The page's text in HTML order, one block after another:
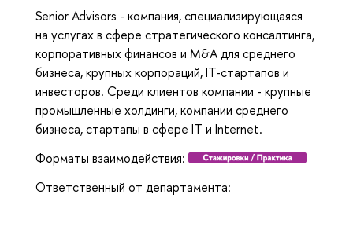
Senior Advisors - компания, специализирующаяся
на услугах в сфере стратегического консалтинга,
корпоративных финансов и M&A для среднего
бизнеса, крупных корпораций, IT-стартапов и
инвесторов. Среди клиентов компании - крупные
промышленные холдинги, компании среднего
бизнеса, стартапы в сфере IT и Internet.
Форматы взаимодействия:
Ответственный от департамента: